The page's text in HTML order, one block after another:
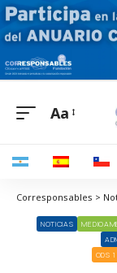
Aa
NOTICIAS
ODS